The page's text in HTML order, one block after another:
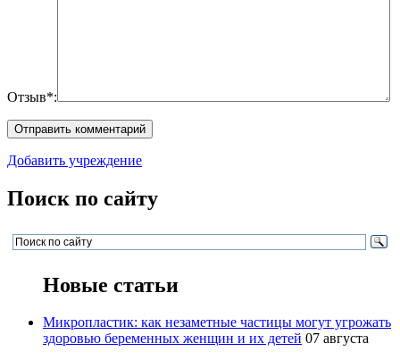
Отзыв*:
Добавить учреждение
Поиск по сайту
Новые статьи
Микропластик: как незаметные частицы могут угрожать
здоровью беременных женщин и их детей 07 августа